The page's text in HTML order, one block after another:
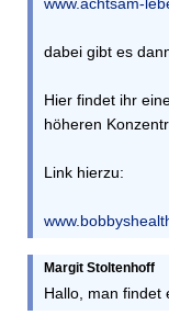
dabei gibt es
Hier findet ihr
höheren
Link hierzu:
Margit Stoltenhoff
Hallo, man findet